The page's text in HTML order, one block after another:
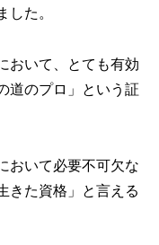
した。
おいて、とても有効
道のプロ」という証
おいて必要不可欠な
きた資格」と言える